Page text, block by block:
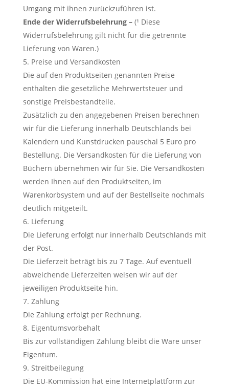
Umgang mit ihnen zurückzuführen ist.
Ende der Widerrufsbelehrung – (¹ Diese
Widerrufsbelehrung gilt nicht für die getrennte
Lieferung von Waren.)
Preise und Versandkosten
Die auf den Produktseiten genannten Preise
enthalten die gesetzliche Mehrwertsteuer und
sonstige Preisbestandteile.
Zusätzlich zu den angegebenen Preisen berechnen
wir für die Lieferung innerhalb Deutschlands bei
Kalendern und Kunstdrucken pauschal 5 Euro pro
Bestellung. Die Versandkosten für die Lieferung von
Büchern übernehmen wir für Sie. Die Versandkosten
werden Ihnen auf den Produktseiten, im
Warenkorbsystem und auf der Bestellseite nochmals
deutlich mitgeteilt.
Lieferung
Die Lieferung erfolgt nur innerhalb Deutschlands mit
der Post.
Die Lieferzeit beträgt bis zu 7 Tage. Auf eventuell
abweichende Lieferzeiten weisen wir auf der
jeweiligen Produktseite hin.
Zahlung
Die Zahlung erfolgt per Rechnung.
Eigentumsvorbehalt
Bis zur vollständigen Zahlung bleibt die Ware unser
Eigentum.
Streitbeilegung
Die EU-Kommission hat eine Internetplattform zur